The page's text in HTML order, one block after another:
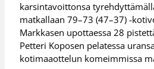
karsintavoittonsa
matkallaan 79–73 (47–37) -
Markkasen upottaessa 28
Petteri Koposen pelatessa
kotimaaottelun komeimmissa